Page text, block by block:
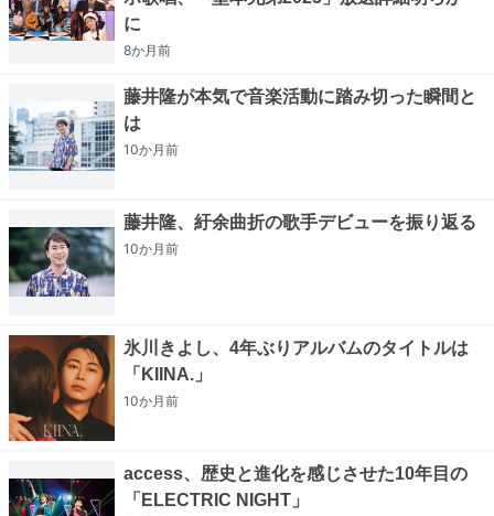
に
8か月前
藤井隆が本気で音楽活動に踏み切った瞬間と
は
10か月前
藤井隆、紆余曲折の歌手デビューを振り返る
10か月前
氷川きよし、4年ぶりアルバムのタイトルは
「KIINA.」
10か月前
access、歴史と進化を感じさせた10年目の
「ELECTRIC NIGHT」